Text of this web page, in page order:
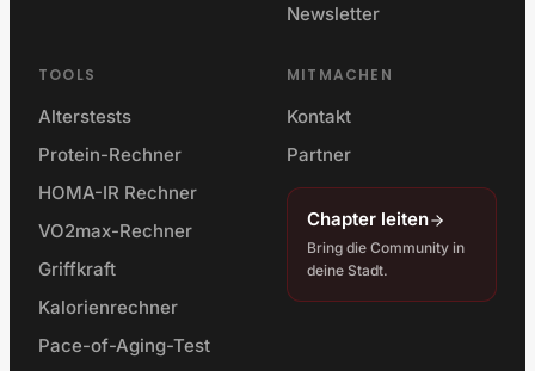
Newsletter
TOOLS
Alterstests
Protein-Rechner
HOMA-IR Rechner
VO2max-Rechner
Griffkraft
Kalorienrechner
Pace-of-Aging-Test
MITMACHEN
Kontakt
Partner
Chapter leiten
Bring die Community in
deine Stadt.